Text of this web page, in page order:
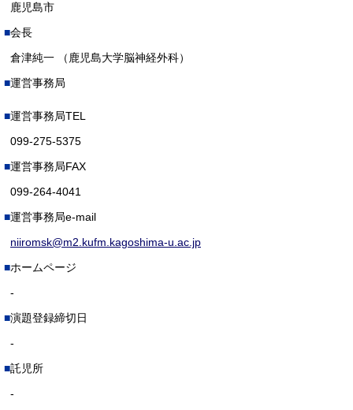
鹿児島市
会長
倉津純一 （鹿児島大学脳神経外科）
運営事務局
運営事務局TEL
099-275-5375
運営事務局FAX
099-264-4041
運営事務局e-mail
niiromsk@m2.kufm.kagoshima-u.ac.jp
ホームページ
-
演題登録締切日
-
託児所
-